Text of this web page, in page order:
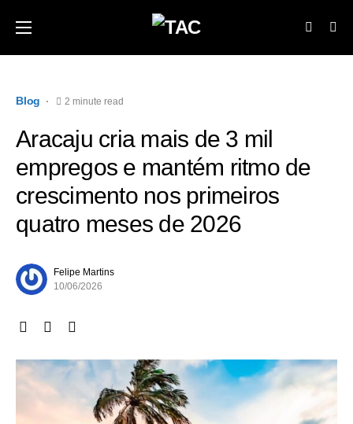
Blog 2 minute read
Aracaju cria mais de 3 mil
empregos e mantém ritmo de
crescimento nos primeiros
quatro meses de 2026
Felipe Martins
10/06/2026